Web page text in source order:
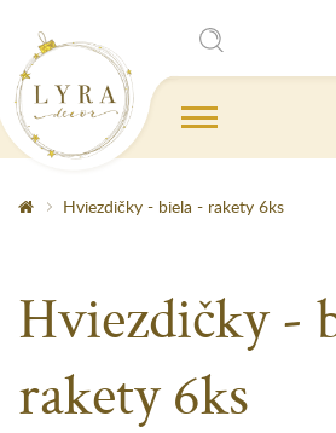
Hviezdičky - biela - rakety 6ks
Hviezdičky -
rakety 6ks